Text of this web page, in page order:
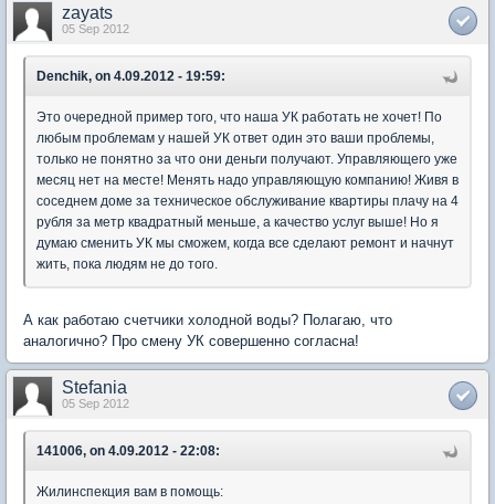
zayats
05 Sep 2012
Denchik, on 4.09.2012 - 19:59:
Это очередной пример того, что наша УК работать не хочет! По
любым проблемам у нашей УК ответ один это ваши проблемы,
только не понятно за что они деньги получают. Управляющего уже
месяц нет на месте! Менять надо управляющую компанию! Живя в
соседнем доме за техническое обслуживание квартиры плачу на 4
рубля за метр квадратный меньше, а качество услуг выше! Но я
думаю сменить УК мы сможем, когда все сделают ремонт и начнут
жить, пока людям не до того.
А как работаю счетчики холодной воды? Полагаю, что
аналогично? Про смену УК совершенно согласна!
Stefania
05 Sep 2012
141006, on 4.09.2012 - 22:08:
Жилинспекция вам в помощь: